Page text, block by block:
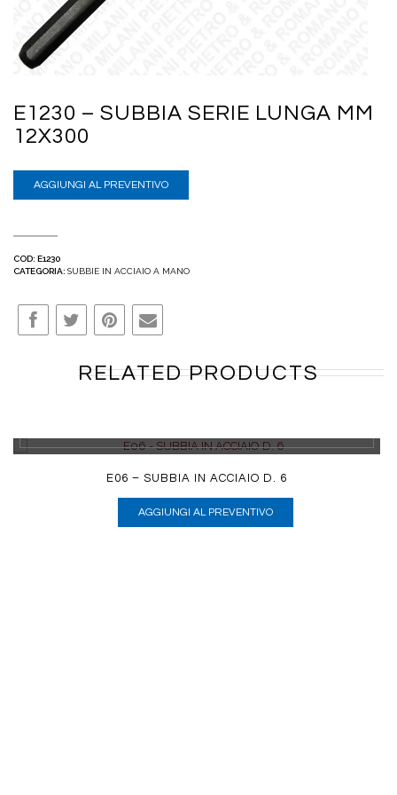
E1230 – SUBBIA SERIE LUNGA MM
12X300
AGGIUNGI AL PREVENTIVO
COD: E1230
CATEGORIA: SUBBIE IN ACCIAIO A MANO
RELATED PRODUCTS
E06 – SUBBIA IN ACCIAIO D. 6
AGGIUNGI AL PREVENTIVO